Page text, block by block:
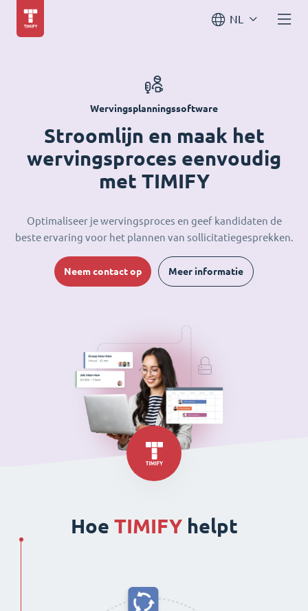
NL
Wervingsplanningssoftware
Stroomlijn en maak het
wervingsproces eenvoudig
met TIMIFY
Optimaliseer je wervingsproces en geef kandidaten de
beste ervaring voor het plannen van sollicitatiegesprekken.
Neem contact op Meer informatie
Hoe TIMIFYhelpt